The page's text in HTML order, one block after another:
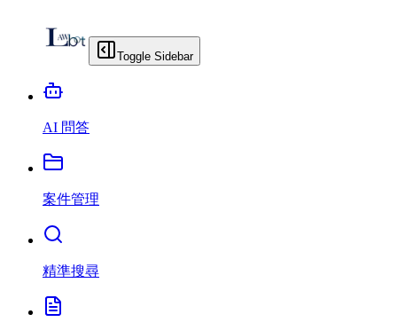
Toggle Sidebar
AI 問答
案件管理
精準搜尋